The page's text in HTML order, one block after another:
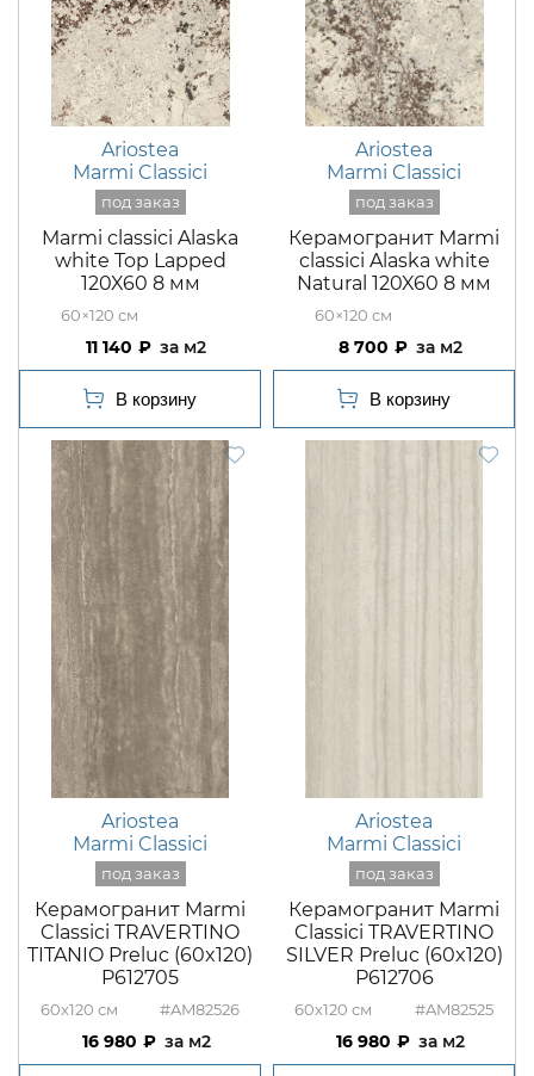
Ariostea
Marmi Classici
Marmi classici Alaska
white Top Lapped
120X60 8 мм
60×120
11 140 м2
Ariostea
Marmi Classici
Керамогранит Marmi
classici Alaska white
Natural 120X60 8 мм
60×120
8 700 м2
Ariostea
Marmi Classici
Керамогранит Marmi
Classici TRAVERTINO
TITANIO Preluc (60x120)
P612705
60x120 #AM82526
16 980 м2
Ariostea
Marmi Classici
Керамогранит Marmi
Classici TRAVERTINO
SILVER Preluc (60x120)
P612706
60x120 #AM82525
16 980 м2